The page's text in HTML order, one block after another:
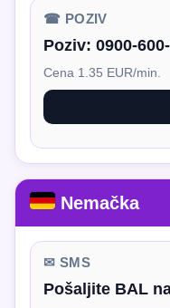
☎ POZIV
Poziv: 0900-
Cena 1.35 EUR/min.
Nemačka
✉ SMS
Pošaljite BAL